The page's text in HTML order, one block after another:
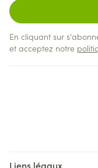
En cliquant sur
et acceptez notre
Liens légaux